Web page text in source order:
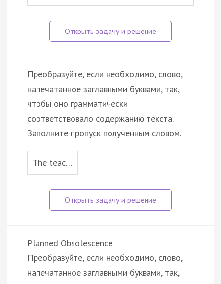
Преобразуйте, если необходимо, слово,
напечатанное заглавными буквами, так,
чтобы оно грамматически
соответствовало содержанию текста.
Заполните пропуск полученным словом.
The teac…
Planned Obsolescence
Преобразуйте, если необходимо, слово,
напечатанное заглавными буквами, так,